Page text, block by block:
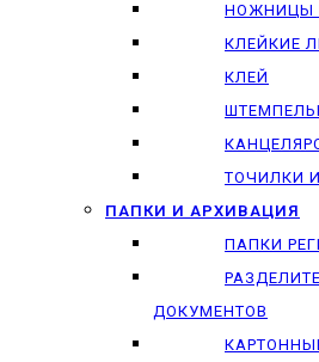
НОЖНИЦЫ
КЛЕЙКИЕ
КЛЕЙ
ТОЧИЛКИ
ПАПКИ И АРХИВАЦИЯ
ПАПКИ
ДОКУМЕНТОВ